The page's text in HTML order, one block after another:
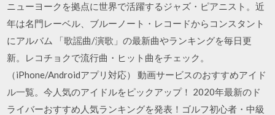
ニューヨークを拠点に世界で活躍するジャズ・ピアニスト。近
年は名門レーベル、ブルーノート・レコードからコンスタント
にアルバム 「歌謡曲/演歌」の最新曲やランキングを毎日更
新。レコチョクで流行曲・ヒット曲をチェック。
（iPhone/Androidアプリ対応） 動画サービスのおすすめアイド
ル一覧。今人気のアイドルをピックアップ！ 2020年最新のド
ライバーおすすめ人気ランキングを発表！ゴルフ初心者・中級